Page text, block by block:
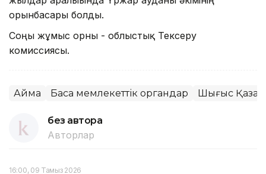
орынбасары болды.
Соңғы жұмыс орны - облыстық Тексеру
комиссиясы.
Аймақ Басқа мемлекеттік органдар Шығыс
без автора
Авторлар
16:00, 09 Тамыз 2026